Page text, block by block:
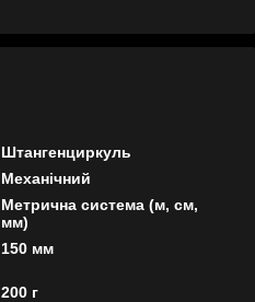
Штангенциркуль
Механічний
Метрична система (м, см,
мм)
150 мм
200 г